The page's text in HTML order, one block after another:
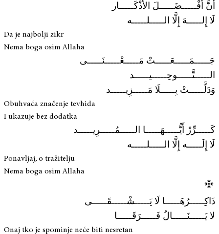
أَنَّ أَفْـــــضَـــــلَ الأَذْكَـــــار
لَا إِلـــــهَ إِلَّا الـــــلـــــه
Da je najbolji zikr
Nema boga osim Allaha
جَـــــمَـــــعَـــــتْ مَـــــعْـــــنَـــــى
الـــــتَّـــــوحِـــــيـــــد
وَدَلَّـــــتْ بِـــــلَا مَـــــزِيـــــد
Obuhvaća značenje tevhida
I ukazuje bez dodatka
كَـــــرِّرْ أَيُّـــــهَـــــا الـــــمُـــــرِيـــــد
لَا إِلَـــــه إِلَّا الـــــلـــــه
Ponavljaj, o tražitelju
Nema boga osim Allaha
ذَاكِـــــرُهَـــــا لَا يَـــــشْـــــقَـــــى
لا يَـــــنَـــــالُ فَـــــرَقَـــــا
Onaj tko je spominje neće biti nesretan